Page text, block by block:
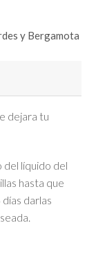
y Bergamota
dejara tu
líquido del
hasta que
darlas